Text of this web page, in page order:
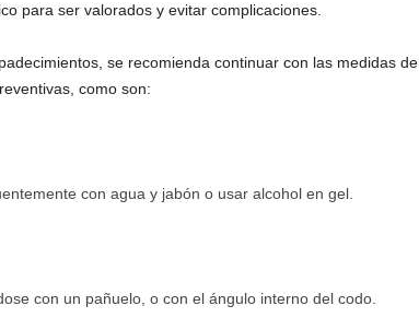
para ser valorados y evitar complicaciones.
se recomienda continuar con las medidas de
como son:
con agua y jabón o usar alcohol en gel.
con un pañuelo, o con el ángulo interno del codo.